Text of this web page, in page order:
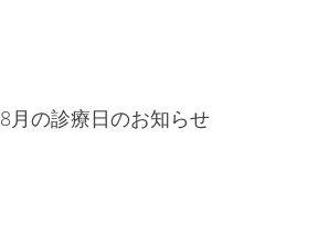
8月の診療日のお知らせ